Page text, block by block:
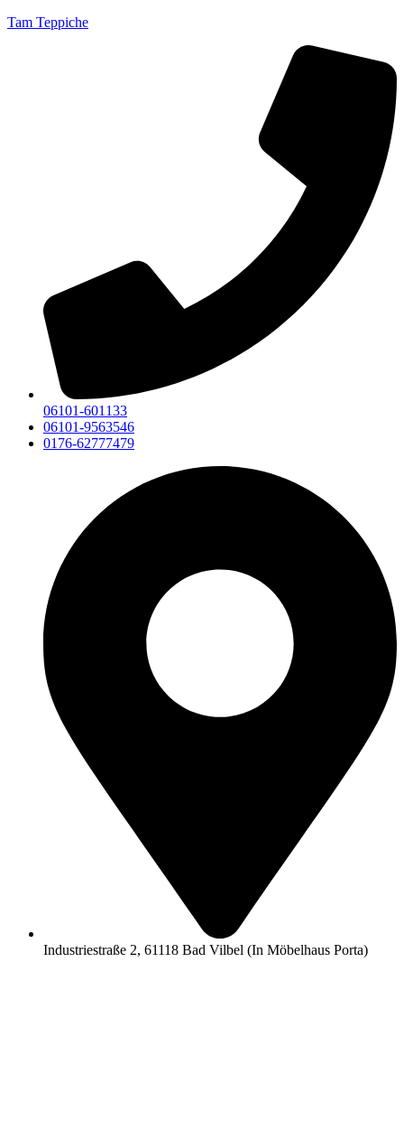
Tam Teppiche
06101-601133
06101-9563546
0176-62777479
Industriestraße 2, 61118 Bad Vilbel (In Möbelhaus Porta)